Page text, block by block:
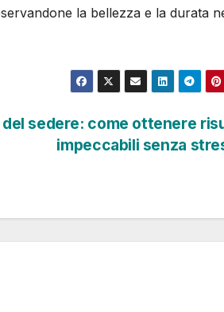
la bellezza e la durata
del sedere: come ottenere
impeccabili senza